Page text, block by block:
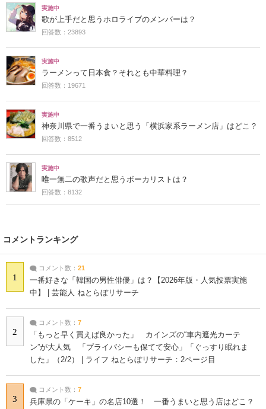
実施中
歌が上手だと思うホロライブのメンバーは？
回答数：23893
実施中
ラーメンって日本食？それとも中華料理？
回答数：19671
実施中
神奈川県で一番うまいと思う「横浜家系ラーメン店」はどこ？
回答数：8512
実施中
唯一無二の歌声だと思うボーカリストは？
回答数：8132
コメントランキング
1
コメント数： 21
一番好きな「韓国の男性俳優」は？【2026年版・人気投票実施
中】 | 芸能人 ねとらぼリサーチ
2
コメント数： 7
「もっと早く買えば良かった」 カインズの“車内遮光カーテ
ン”が大人気 「プライバシーも保てて安心」「ぐっすり眠れま
した」（2/2） | ライフ ねとらぼリサーチ：2ページ目
3
コメント数： 7
兵庫県の「ケーキ」の名店10選！ 一番うまいと思う店はどこ？